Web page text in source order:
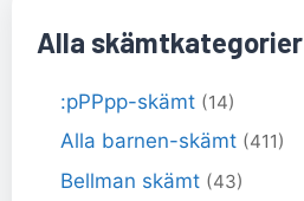
Alla skämtkategorier
:pPPpp-skämt (14)
Alla barnen-skämt (411)
Bellman skämt (43)